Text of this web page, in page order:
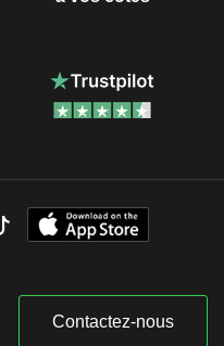
Contactez-nous